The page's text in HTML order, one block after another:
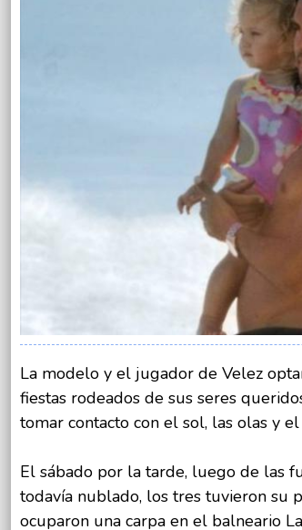
La modelo y el jugador de Velez
fiestas rodeados de sus seres
tomar contacto con el sol, las olas y
El sábado por la tarde, luego de las
todavía nublado, los tres tuvieron su
ocuparon una carpa en el balneario